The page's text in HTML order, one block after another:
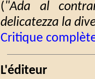
( "Ada al
delicatezza la
Critique
L'éditeur